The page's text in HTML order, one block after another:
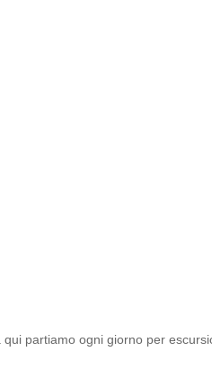
partiamo ogni giorno per